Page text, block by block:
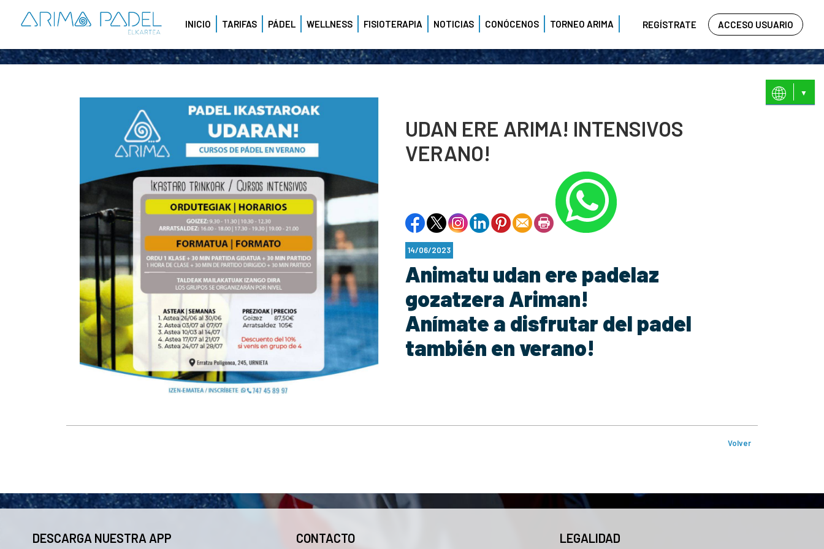
REGÍSTRATE ACCESO USUARIO
INICIO TARIFAS PÁDEL WELLNESS FISIOTERAPIA NOTICIAS CONÓCENOS TORNEO ARIMA
UDAN ERE ARIMA! INTENSIVOS
VERANO!
14/06/2023
Animatu udan ere padelaz
gozatzera Ariman!
Anímate a disfrutar del padel
también en verano!
Volver
DESCARGA NUESTRA APP CONTACTO LEGALIDAD